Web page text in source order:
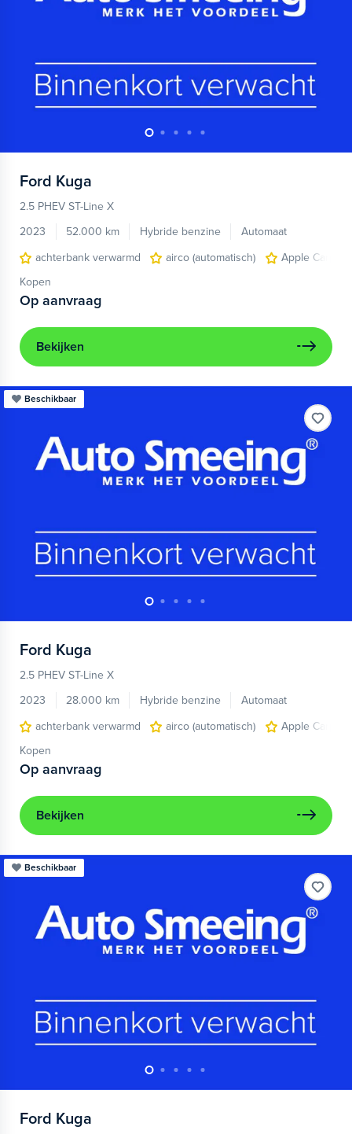
Ford Kuga
2.5 PHEV ST-Line X
2023
52.000 km Hybride benzine
Automaat
achterbank verwarmd
airco (automatisch)
Apple
Kopen
Op aanvraag
Bekijken
Beschikbaar
Ford Kuga
2.5 PHEV ST-Line X
2023
28.000 km Hybride benzine
Automaat
achterbank verwarmd
airco (automatisch)
Apple
Kopen
Op aanvraag
Bekijken
Beschikbaar
Ford Kuga